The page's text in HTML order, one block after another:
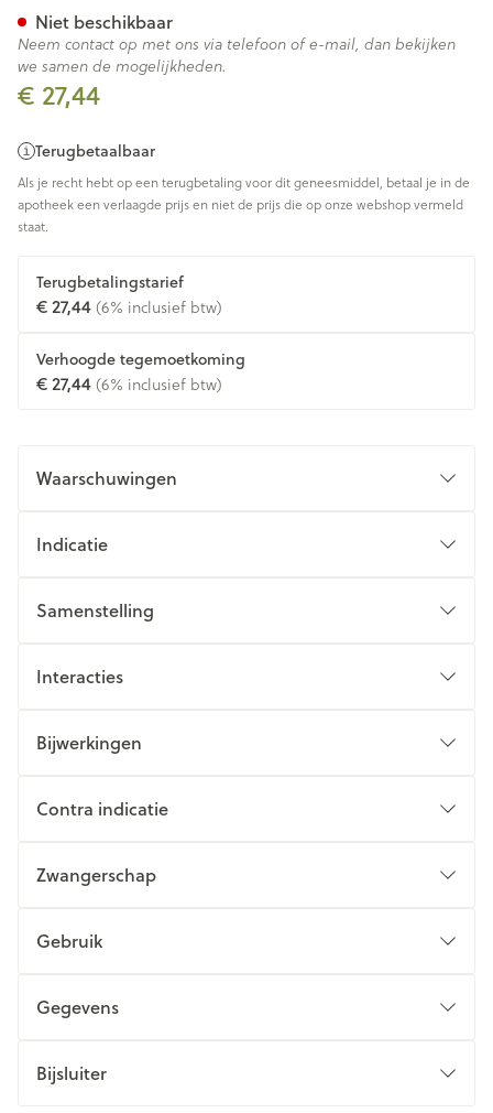
€ 27,44
Terugbetaalbaar
Als je recht hebt op een terugbetaling voor dit geneesmiddel, betaal je in de
apotheek een verlaagde prijs en niet de prijs die op onze webshop vermeld
staat.
Terugbetalingstarief
€ 27,44 (6% inclusief btw)
Verhoogde tegemoetkoming
€ 27,44 (6% inclusief btw)
Niet beschikbaar
Neem contact op met ons via telefoon of e-mail, dan bekijken
we samen de mogelijkheden.
Waarschuwingen
Indicatie
Samenstelling
Interacties
Bijwerkingen
Contra indicatie
Zwangerschap
Gebruik
Gegevens
Bijsluiter